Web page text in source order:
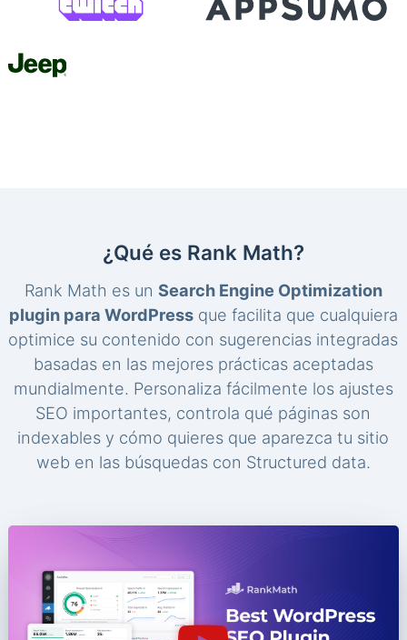
¿Qué es Rank Math?
Rank Math es un Search Engine Optimization
plugin para WordPressque facilita que cualquiera
optimice su contenido con sugerencias integradas
basadas en las mejores prácticas aceptadas
mundialmente. Personaliza fácilmente los ajustes
SEO importantes, controla qué páginas son
indexables y cómo quieres que aparezca tu sitio
web en las búsquedas con Structured data.